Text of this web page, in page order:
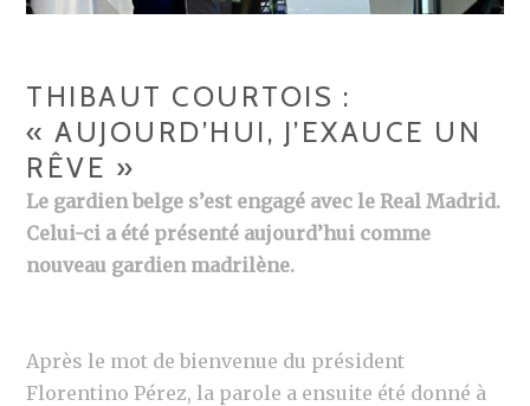
THIBAUT COURTOIS :
« AUJOURD’HUI, J’EXAUCE UN
RÊVE »
Le gardien belge s’est engagé avec le Real Madrid.
Celui-ci a été présenté aujourd’hui comme
nouveau gardien madrilène.
Après le mot de bienvenue du président
Florentino Pérez, la parole a ensuite été donné à